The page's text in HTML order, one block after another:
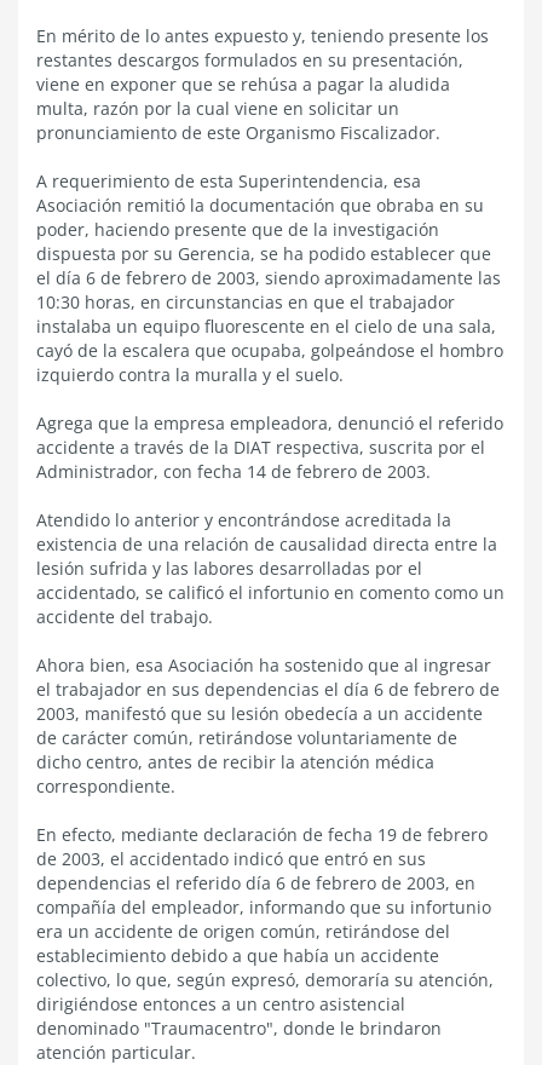
En mérito de lo antes expuesto y, teniendo presente los
restantes descargos formulados en su presentación,
viene en exponer que se rehúsa a pagar la aludida
multa, razón por la cual viene en solicitar un
pronunciamiento de este Organismo Fiscalizador.
A requerimiento de esta Superintendencia, esa
Asociación remitió la documentación que obraba en su
poder, haciendo presente que de la investigación
dispuesta por su Gerencia, se ha podido establecer que
el día 6 de febrero de 2003, siendo aproximadamente las
10:30 horas, en circunstancias en que el trabajador
instalaba un equipo fluorescente en el cielo de una sala,
cayó de la escalera que ocupaba, golpeándose el hombro
izquierdo contra la muralla y el suelo.
Agrega que la empresa empleadora, denunció el referido
accidente a través de la DIAT respectiva, suscrita por el
Administrador, con fecha 14 de febrero de 2003.
Atendido lo anterior y encontrándose acreditada la
existencia de una relación de causalidad directa entre la
lesión sufrida y las labores desarrolladas por el
accidentado, se calificó el infortunio en comento como un
accidente del trabajo.
Ahora bien, esa Asociación ha sostenido que al ingresar
el trabajador en sus dependencias el día 6 de febrero de
2003, manifestó que su lesión obedecía a un accidente
de carácter común, retirándose voluntariamente de
dicho centro, antes de recibir la atención médica
correspondiente.
En efecto, mediante declaración de fecha 19 de febrero
de 2003, el accidentado indicó que entró en sus
dependencias el referido día 6 de febrero de 2003, en
compañía del empleador, informando que su infortunio
era un accidente de origen común, retirándose del
establecimiento debido a que había un accidente
colectivo, lo que, según expresó, demoraría su atención,
dirigiéndose entonces a un centro asistencial
denominado "Traumacentro", donde le brindaron
atención particular.